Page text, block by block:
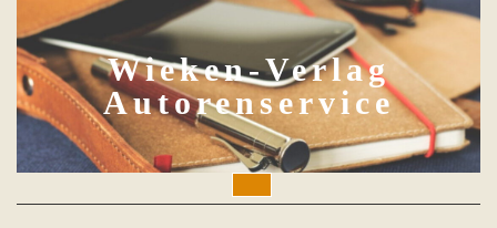
to
content
Wieken-Verlag
Autorenservice